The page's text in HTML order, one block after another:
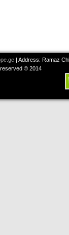
| Address: Ramaz
© 2014